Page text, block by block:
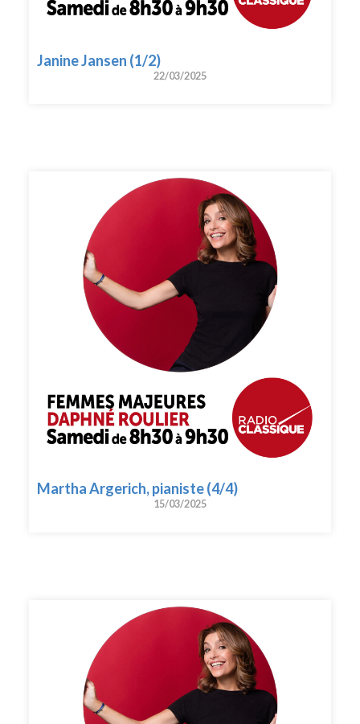
Janine Jansen (1/2)
22/03/2025
Martha Argerich, pianiste (4/4)
15/03/2025